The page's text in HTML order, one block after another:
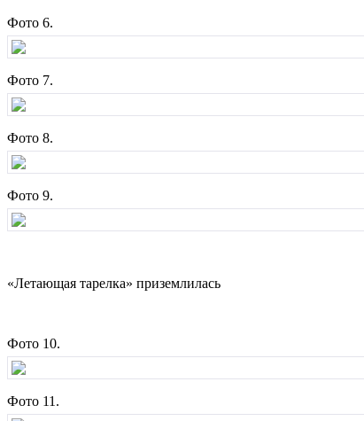
Фото 6.
Фото 7.
Фото 8.
Фото 9.
«Летающая тарелка» приземлилась
Фото 10.
Фото 11.